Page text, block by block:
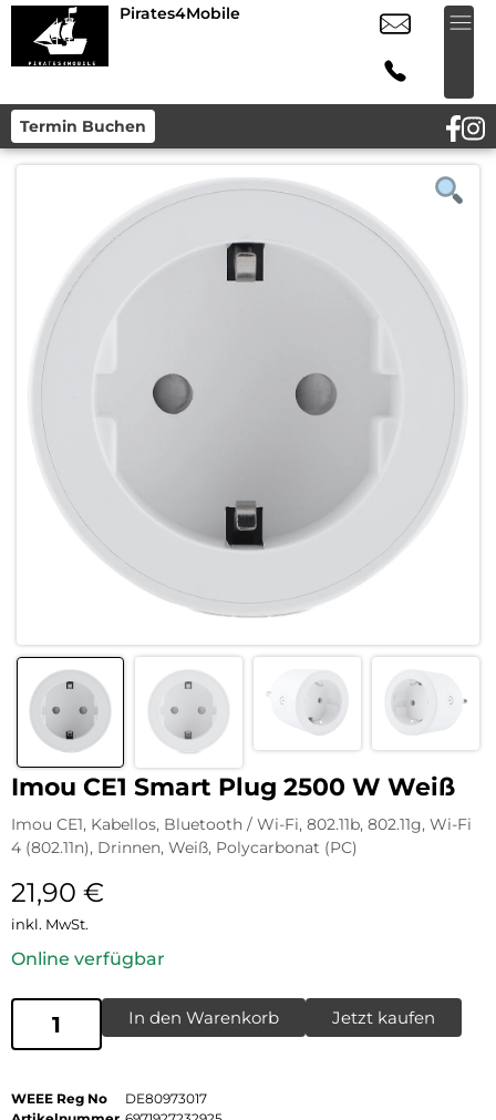
Pirates4Mobile
Termin Buchen
Imou CE1 Smart Plug 2500 W Weiß
Imou CE1, Kabellos, Bluetooth / Wi-Fi, 802.11b, 802.11g, Wi-Fi
4 (802.11n), Drinnen, Weiß, Polycarbonat (PC)
21,90 €
inkl. MwSt.
Online verfügbar
In den Warenkorb Jetzt kaufen
WEEE Reg No
DE80973017